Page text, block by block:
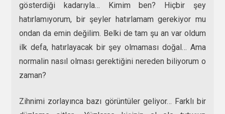
gösterdiği kadarıyla… Kimim ben? Hiçbir şey
hatırlamıyorum, bir şeyler hatırlamam gerekiyor mu
ondan da emin değilim. Belki de tam şu an var oldum
ilk defa, hatırlayacak bir şey olmaması doğal… Ama
normalin nasıl olması gerektiğini nereden biliyorum o
zaman?
Zihnimi zorlayınca bazı görüntüler geliyor… Farklı bir